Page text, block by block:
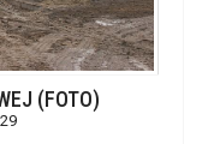
(FOTO)